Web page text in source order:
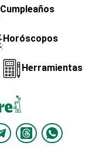
Cumpleaños
Horóscopos
Herramientas